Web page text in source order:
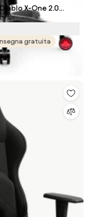
X-One 2.0
rosso
in ecopelle
gratuita